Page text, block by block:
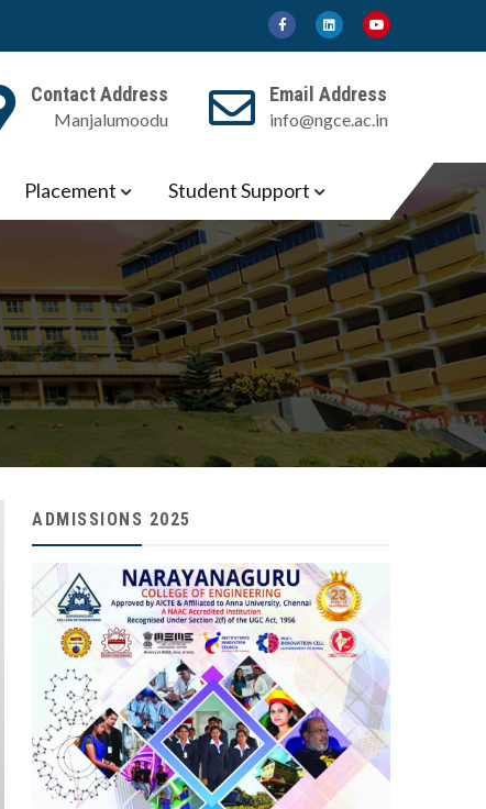
Contact Address
Manjalumoodu
Email Address
info@ngce.ac.in
Placement Student Support
ADMISSIONS 2025